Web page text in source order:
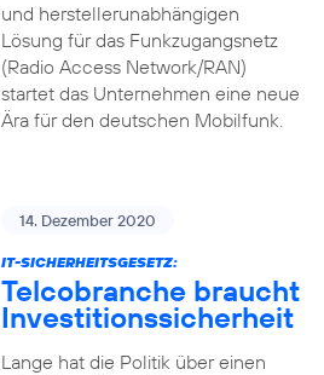
und herstellerunabhängigen
Lösung für das Funkzugangsnetz
(Radio Access Network/RAN)
startet das Unternehmen eine neue
Ära für den deutschen Mobilfunk.
14. Dezember 2020
IT-SICHERHEITSGESETZ:
Telcobranche braucht
Investitionssicherheit
Lange hat die Politik über einen